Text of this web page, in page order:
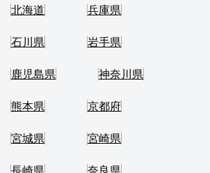
北海道 兵庫県
石川県 岩手県
鹿児島県 神奈川県
熊本県 京都府
宮城県 宮崎県
長崎県 奈良県